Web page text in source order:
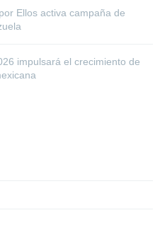
Ellos activa campaña de
impulsará el crecimiento de